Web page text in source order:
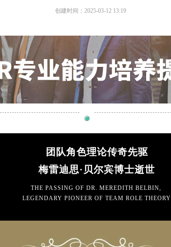
团队角色理论传奇先驱
梅雷迪思·贝尔宾博士逝世
THE PASSING OF DR. MEREDITH BELBIN,
LEGENDARY PIONEER OF TEAM ROLE THEORY
创建时间： 2025-03-12 13:19